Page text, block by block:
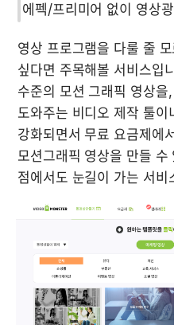
에펙/프리미어 없이 영상
영상 프로그램을 다룰 줄
싶다면 주목해볼 서비스입
수준의 모션 그래픽 영상
도와주는 비디오 제작 툴이
강화되면서 무료 요금제에
모션그래픽 영상을 만들 수